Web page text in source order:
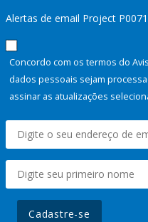
Alertas de email Project
Concordo com os termos do
dados pessoais sejam
assinar as atualizações
Cadastre-se